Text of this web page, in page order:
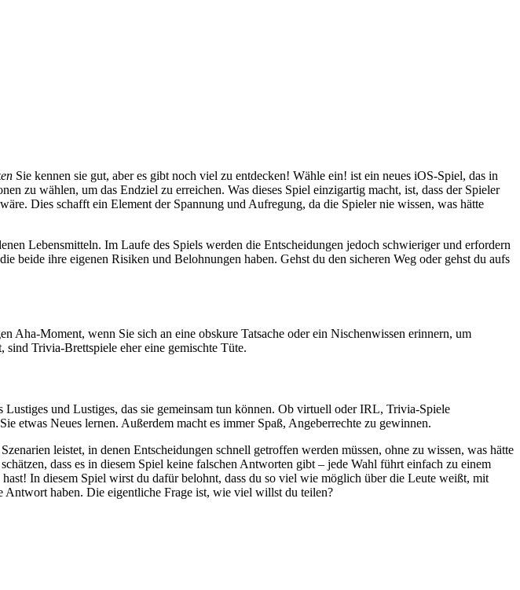
Sie kennen sie gut, aber es gibt noch viel zu entdecken! Wähle ein! ist ein neues iOS-Spiel, das in
zu wählen, um das Endziel zu erreichen. Was dieses Spiel einzigartig macht, ist, dass der Spieler
Dies schafft ein Element der Spannung und Aufregung, da die Spieler nie wissen, was hätte
Lebensmitteln. Im Laufe des Spiels werden die Entscheidungen jedoch schwieriger und erfordern
ihre eigenen Risiken und Belohnungen haben. Gehst du den sicheren Weg oder gehst du aufs
Aha-Moment, wenn Sie sich an eine obskure Tatsache oder ein Nischenwissen erinnern, um
Trivia-Brettspiele eher eine gemischte Tüte.
und Lustiges, das sie gemeinsam tun können. Ob virtuell oder IRL, Trivia-Spiele
etwas Neues lernen. Außerdem macht es immer Spaß, Angeberrechte zu gewinnen.
leistet, in denen Entscheidungen schnell getroffen werden müssen, ohne zu wissen, was hätte
dass es in diesem Spiel keine falschen Antworten gibt – jede Wahl führt einfach zu einem
In diesem Spiel wirst du dafür belohnt, dass du so viel wie möglich über die Leute weißt, mit
Antwort haben. Die eigentliche Frage ist, wie viel willst du teilen?